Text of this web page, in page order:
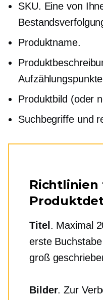
SKU. Eine von
Produktname.
Produktbild (oder
Suchbegriffe und
Richtlinien
Titel . Maximal
erste
groß
Bilder. Zur